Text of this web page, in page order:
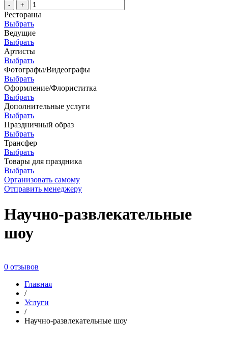
- +
Рестораны
Выбрать
Ведущие
Выбрать
Артисты
Выбрать
Фотографы/Видеографы
Выбрать
Оформление/Флориститка
Выбрать
Дополнительные услуги
Выбрать
Праздничный образ
Выбрать
Трансфер
Выбрать
Товары для праздника
Выбрать
Организовать самому
Отправить менеджеру
Научно-развлекательные
шоу
0 отзывов
Главная
/
Услуги
/
Научно-развлекательные шоу